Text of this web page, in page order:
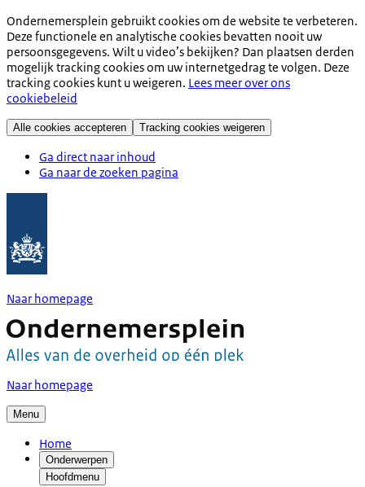
Ondernemersplein gebruikt cookies om de website te verbeteren.
Deze functionele en analytische cookies bevatten nooit uw
persoonsgegevens. Wilt u video’s bekijken? Dan plaatsen derden
mogelijk tracking cookies om uw internetgedrag te volgen. Deze
tracking cookies kunt u weigeren. Lees meer over ons
cookiebeleid
Alle cookies accepteren Tracking cookies weigeren
Ga direct naar inhoud
Ga naar de zoeken pagina
Naar homepage
Naar homepage
Menu
Home
Onderwerpen
Hoofdmenu